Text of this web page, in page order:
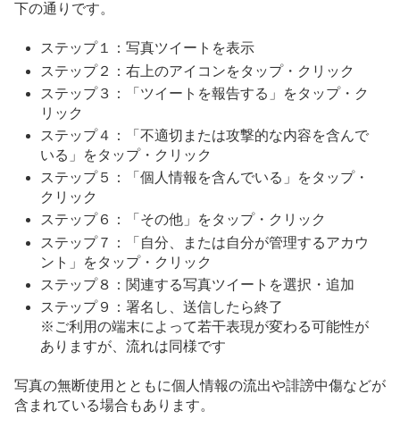
下の通りです。
ステップ１：写真ツイートを表示
ステップ２：右上のアイコンをタップ・クリック
ステップ３：「ツイートを報告する」をタップ・ク
リック
ステップ４：「不適切または攻撃的な内容を含んで
いる」をタップ・クリック
ステップ５：「個人情報を含んでいる」をタップ・
クリック
ステップ６：「その他」をタップ・クリック
ステップ７：「自分、または自分が管理するアカウ
ント」をタップ・クリック
ステップ８：関連する写真ツイートを選択・追加
ステップ９：署名し、送信したら終了
※ご利用の端末によって若干表現が変わる可能性が
ありますが、流れは同様です
写真の無断使用とともに個人情報の流出や誹謗中傷などが
含まれている場合もあります。